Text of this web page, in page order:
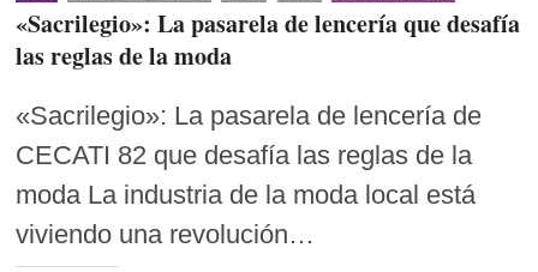
«Sacrilegio»: La pasarela de lencería que desafía
las reglas de la moda
«Sacrilegio»: La pasarela de lencería de
CECATI 82 que desafía las reglas de la
moda La industria de la moda local está
viviendo una revolución…